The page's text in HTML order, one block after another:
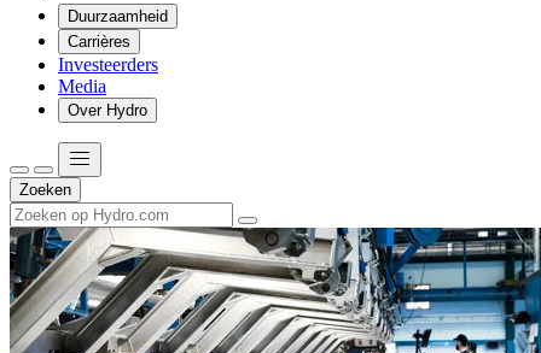
Duurzaamheid
Carrières
Investeerders
Media
Over Hydro
Zoeken